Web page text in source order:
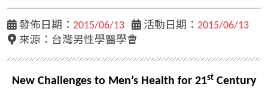
發佈日期： 2015/06/13 活動日期： 2015/06/13
來源：台灣男性學醫學會
New Challenges to Men’s Health for 21st Century